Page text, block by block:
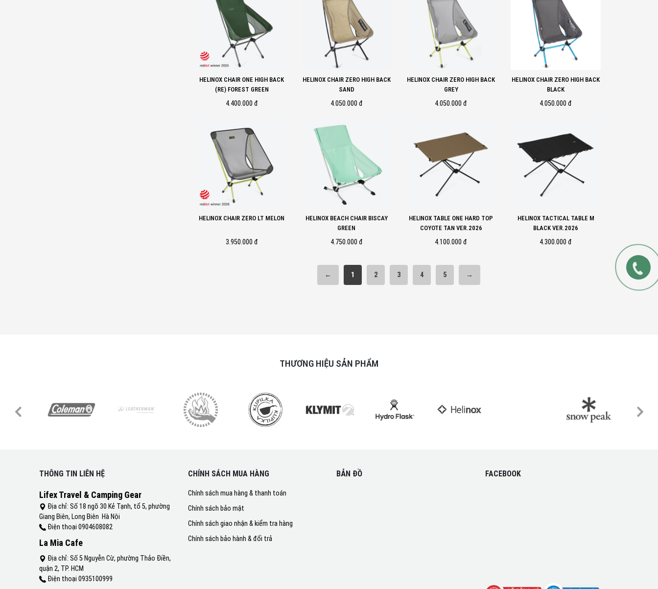
HELINOX CHAIR ONE HIGH BACK
(RE) FOREST GREEN
4.400.000 đ
HELINOX CHAIR ZERO HIGH BACK
SAND
4.050.000 đ
HELINOX CHAIR ZERO HIGH BACK
GREY
4.050.000 đ
HELINOX CHAIR ZERO HIGH BACK
BLACK
4.050.000 đ
HELINOX CHAIR ZERO LT MELON
3.950.000 đ
HELINOX BEACH CHAIR BISCAY
GREEN
4.750.000 đ
HELINOX TABLE ONE HARD TOP
COYOTE TAN VER.2026
4.100.000 đ
HELINOX TACTICAL TABLE M
BLACK VER.2026
4.300.000 đ
← 1 2 3 4 5 →
THƯƠNG HIỆU SẢN PHẨM
THÔNG TIN LIÊN HỆ
Lifex Travel & Camping Gear
Địa chỉ: Số 18 ngõ 30 Kẻ Tạnh, tổ 5, phường
Giang Biên, Long Biên Hà Nội
Điện thoại 0904608082
La Mia Cafe
Địa chỉ: Số 5 Nguyễn Cừ, phường Thảo Điền,
quận 2, TP. HCM
Điện thoại 0935100999
CHÍNH SÁCH MUA HÀNG
Chính sách mua hàng & thanh toán
Chính sách bảo mật
Chính sách giao nhận & kiểm tra hàng
Chính sách bảo hành & đổi trả
BẢN ĐỒ FACEBOOK